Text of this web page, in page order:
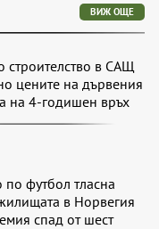
ВИЖ ОЩЕ
в САЩ
цените на дървения
на 4-годишен връх
по футбол тласна
в Норвегия
спад от шест